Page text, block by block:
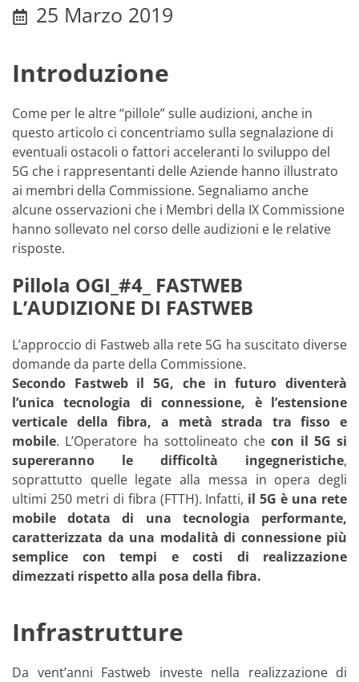
25 Marzo 2019
Introduzione
Come per le altre “pillole” sulle audizioni, anche in
questo articolo ci concentriamo sulla segnalazione di
eventuali ostacoli o fattori acceleranti lo sviluppo del
5G che i rappresentanti delle Aziende hanno illustrato
ai membri della Commissione. Segnaliamo anche
alcune osservazioni che i Membri della IX Commissione
hanno sollevato nel corso delle audizioni e le relative
risposte.
Pillola OGI_#4_ FASTWEB
L’AUDIZIONE DI FASTWEB
L’approccio di Fastweb alla rete 5G ha suscitato diverse
domande da parte della Commissione.
Secondo Fastweb il 5G, che in futuro diventerà
l’unica tecnologia di connessione, è l’estensione
verticale della fibra, a metà strada tra fisso e
mobile. L’Operatore ha sottolineato checon il 5G si
supereranno le difficoltà ingegneristiche,
soprattutto quelle legate alla messa in opera degli
ultimi 250 metri di fibra (FTTH). Infatti, il 5G è una rete
mobile dotata di una tecnologia performante,
caratterizzata da una modalità di connessione più
semplice con tempi e costi di realizzazione
dimezzati rispetto alla posa della fibra.
Infrastrutture
Da vent’anni Fastweb investe nella realizzazione di